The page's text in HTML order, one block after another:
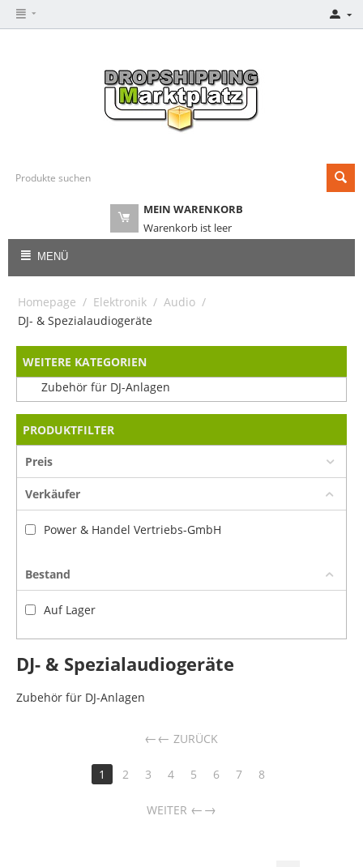
MEIN WARENKORB
Warenkorb ist leer
MENÜ
Homepage / Elektronik / Audio /
DJ- & Spezialaudiogeräte
WEITERE KATEGORIEN
Zubehör für DJ-Anlagen
PRODUKTFILTER
Preis
Verkäufer
Power & Handel Vertriebs-GmbH
Bestand
Auf Lager
DJ- & Spezialaudiogeräte
Zubehör für DJ-Anlagen
← ZURÜCK
1 2 3 4 5 6 7 8
WEITER →